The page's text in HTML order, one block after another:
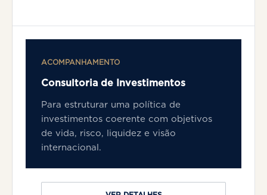
ACOMPANHAMENTO
Consultoria de Investimentos
Para estruturar uma política de
investimentos coerente com objetivos
de vida, risco, liquidez e visão
internacional.